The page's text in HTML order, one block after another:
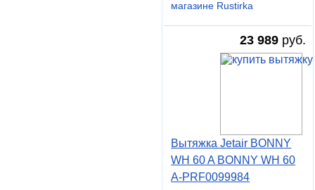
магазине Rustirka
23 989 руб.
Вытяжка Jetair BONNY
WH 60 A BONNY WH 60
A-PRF0099984